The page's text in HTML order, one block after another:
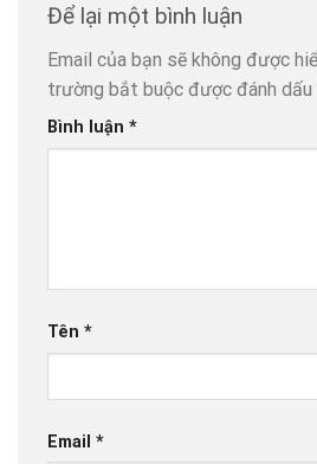
Để lại một bình luận
Email của bạn sẽ không được
trường bắt buộc được đánh dấu
Bình luận *
Tên *
Email *